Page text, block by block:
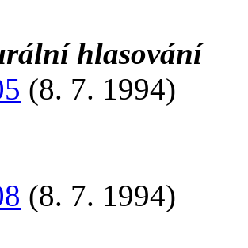
hlasování
(8. 7. 1994)
(8. 7. 1994)